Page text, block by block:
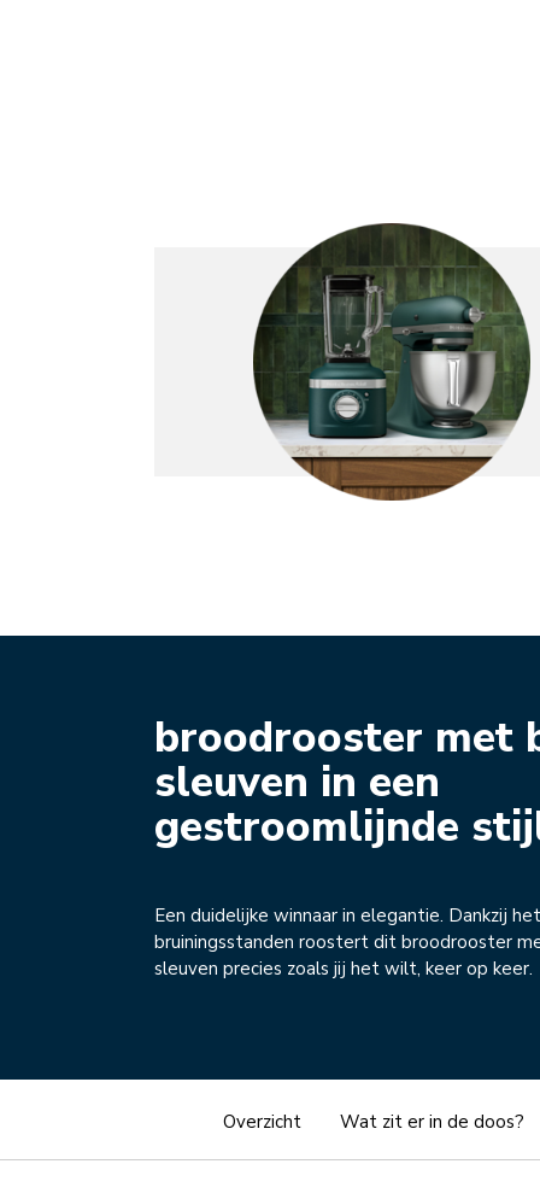
broodrooster met
sleuven in een
gestroomlijnde
Een duidelijke winnaar in elegantie. Dankzij
bruiningsstanden roostert dit broodrooster
sleuven precies zoals jij het wilt, keer op keer.
Overzicht Wat zit er in de doos?